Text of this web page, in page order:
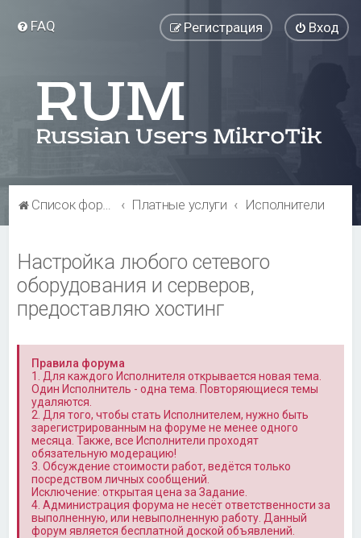
FAQ Вход
Регистрация
Список форумов Платные услуги Исполнители
Настройка любого сетевого
оборудования и серверов,
предоставляю хостинг
Правила форума
1. Для каждого Исполнителя открывается новая тема.
Один Исполнитель - одна тема. Повторяющиеся темы
удаляются.
2. Для того, чтобы стать Исполнителем, нужно быть
зарегистрированным на форуме не менее одного
месяца. Также, все Исполнители проходят
обязательную модерацию!
3. Обсуждение стоимости работ, ведётся только
посредством личных сообщений.
Исключение: открытая цена за Задание.
4. Администрация форума не несёт ответственности за
выполненную, или невыполненную работу. Данный
форум является бесплатной доской объявлений.